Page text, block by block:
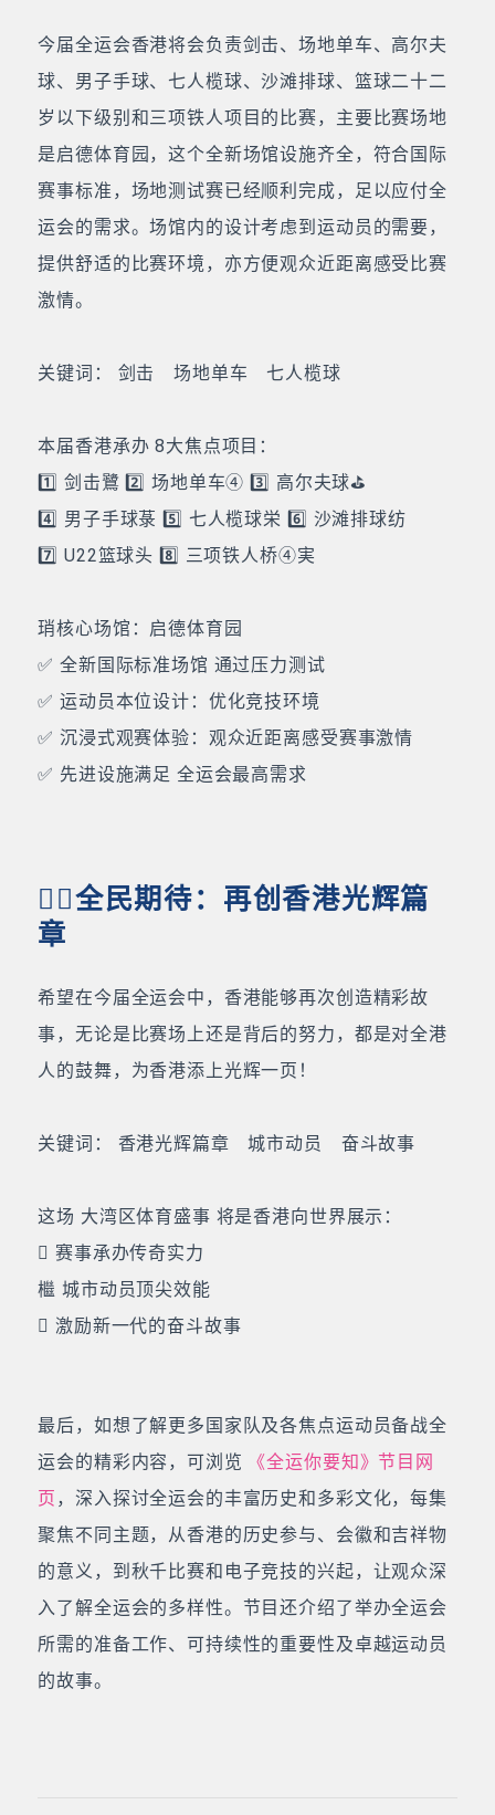
今届全运会香港将会负责剑击、场地单车、高尔夫
球、男子手球、七人榄球、沙滩排球、篮球二十二
岁以下级别和三项铁人项目的比赛，主要比赛场地
是启德体育园，这个全新场馆设施齐全，符合国际
赛事标准，场地测试赛已经顺利完成，足以应付全
运会的需求。场馆内的设计考虑到运动员的需要，
提供舒适的比赛环境，亦方便观众近距离感受比赛
激情。
关键词： 剑击 场地单车 七人榄球
本届香港承办 8大焦点项目：
1️⃣ 剑击鷺 2️⃣ 场地单车④ 3️⃣ 高尔夫球⛳
4️⃣ 男子手球菉 5️⃣ 七人榄球栄 6️⃣ 沙滩排球纺
7️⃣ U22篮球头 8️⃣ 三项铁人桥④実
琑️核心场馆：启德体育园
✅ 全新国际标准场馆 通过压力测试
✅ 运动员本位设计：优化竞技环境
✅ 沉浸式观赛体验：观众近距离感受赛事激情
✅ 先进设施满足 全运会最高需求
全民期待：再创香港光辉篇
章
希望在今届全运会中，香港能够再次创造精彩故
事，无论是比赛场上还是背后的努力，都是对全港
人的鼓舞，为香港添上光辉一页！
关键词： 香港光辉篇章 城市动员 奋斗故事
这场 大湾区体育盛事 将是香港向世界展示：
 赛事承办传奇实力
檵 城市动员顶尖效能
 激励新一代的奋斗故事
最后，如想了解更多国家队及各焦点运动员备战全
运会的精彩内容，可浏览 《全运你要知》节目网
页 ，深入探讨全运会的丰富历史和多彩文化，每集
聚焦不同主题，从香港的历史参与、会徽和吉祥物
的意义，到秋千比赛和电子竞技的兴起，让观众深
入了解全运会的多样性。节目还介绍了举办全运会
所需的准备工作、可持续性的重要性及卓越运动员
的故事。